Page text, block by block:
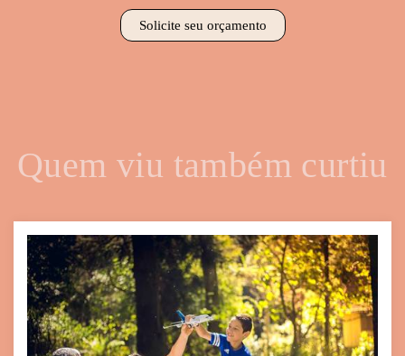
Solicite seu orçamento
Quem viu também curtiu